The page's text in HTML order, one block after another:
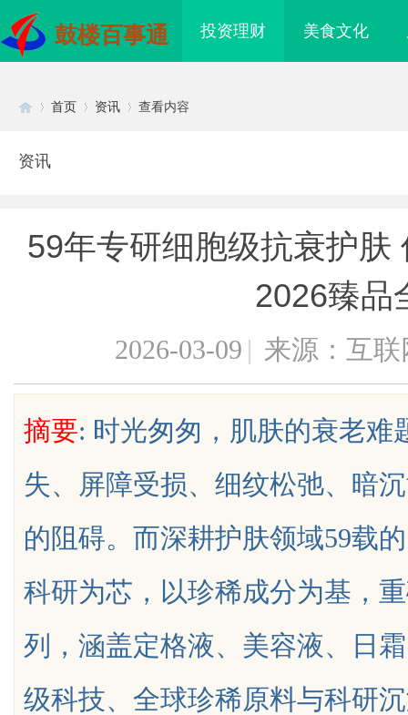
鼓楼百事通 投资理财 美食文化
uz
首页 资讯 查看内容
资讯
59年专研细胞级抗衰护肤
2026臻品
2026-03-09 | 来源：互联
摘要: 时光匆匆，肌肤的衰老
失、屏障受损、细纹松弛、暗
的阻碍。而深耕护肤领域59载
科研为芯，以珍稀成分为基，
列，涵盖定格液、美容液、日
级科技、全球珍稀原料与科研